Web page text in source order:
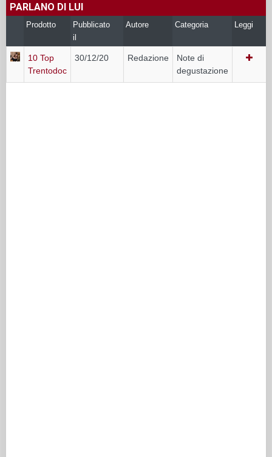
PARLANO DI LUI
Prodotto
Pubblicato
il
Autore Categoria Leggi
10 Top
Trentodoc
30/12/20 Redazione
Note di
degustazione